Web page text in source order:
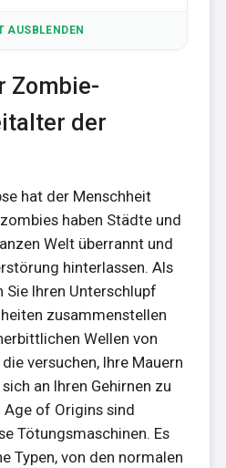
AUSBLENDEN
Zombie-
der
hat der Menschheit
haben Städte und
Welt überrannt und
hinterlassen. Als
Sie Ihren Unterschlupf
zusammenstellen
Wellen von
versuchen, Ihre Mauern
an Ihren Gehirnen zu
Age of Origins sind
Tötungsmaschinen. Es
Typen, von den normalen